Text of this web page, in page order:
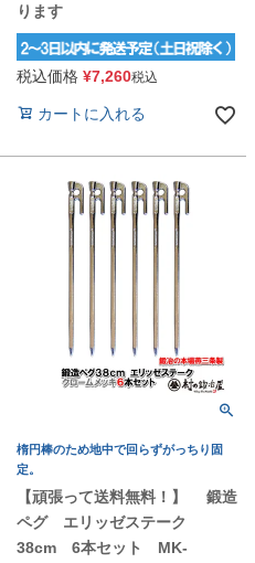
ります
税込価格 ¥7,260税込
カートに入れる
楕円棒のため地中で回らずがっちり固
定。
【頑張って送料無料！】 鍛造
ペグ エリッゼステーク
38cm 6本セット MK-